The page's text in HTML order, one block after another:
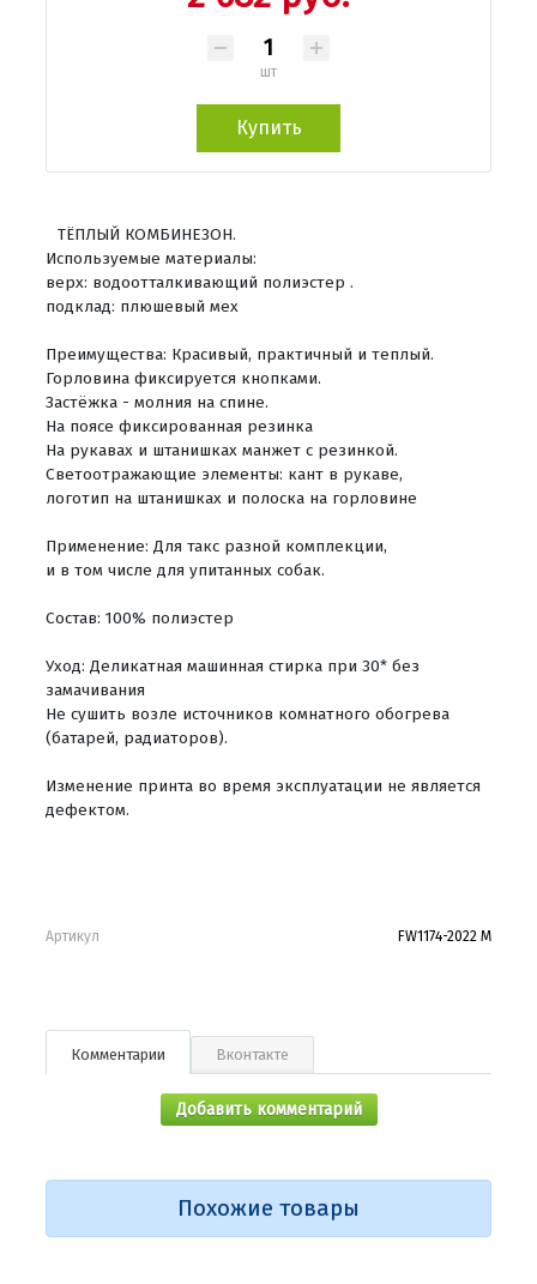
шт
Купить
ТЁПЛЫЙ КОМБИНЕЗОН.
Используемые материалы:
верх: водоотталкивающий полиэстер .
подклад: плюшевый мех
Преимущества: Красивый, практичный и теплый.
Горловина фиксируется кнопками.
Застёжка - молния на спине.
На поясе фиксированная резинка
На рукавах и штанишках манжет с резинкой.
Светоотражающие элементы: кант в рукаве,
логотип на штанишках и полоска на горловине
Применение: Для такс разной комплекции,
и в том числе для упитанных собак.
Состав: 100% полиэстер
Уход: Деликатная машинная стирка при 30* без
замачивания
Не сушить возле источников комнатного обогрева
(батарей, радиаторов).
Изменение принта во время эксплуатации не является
дефектом.
Артикул FW1174-2022 M
Комментарии Вконтакте
Добавить комментарий
Похожие товары